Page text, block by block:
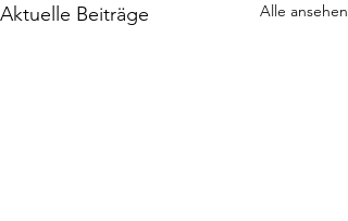
Aktuelle Beiträge Alle ansehen